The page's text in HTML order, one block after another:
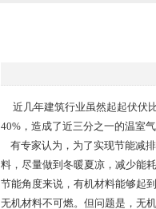
近几年建筑行业虽然起起伏伏
40%，造成了近三分之一的温室气
有专家认为，为了实现节能减
料，尽量做到冬暖夏凉，减少能
节能角度来说，有机材料能够起
无机材料不可燃。但问题是，无